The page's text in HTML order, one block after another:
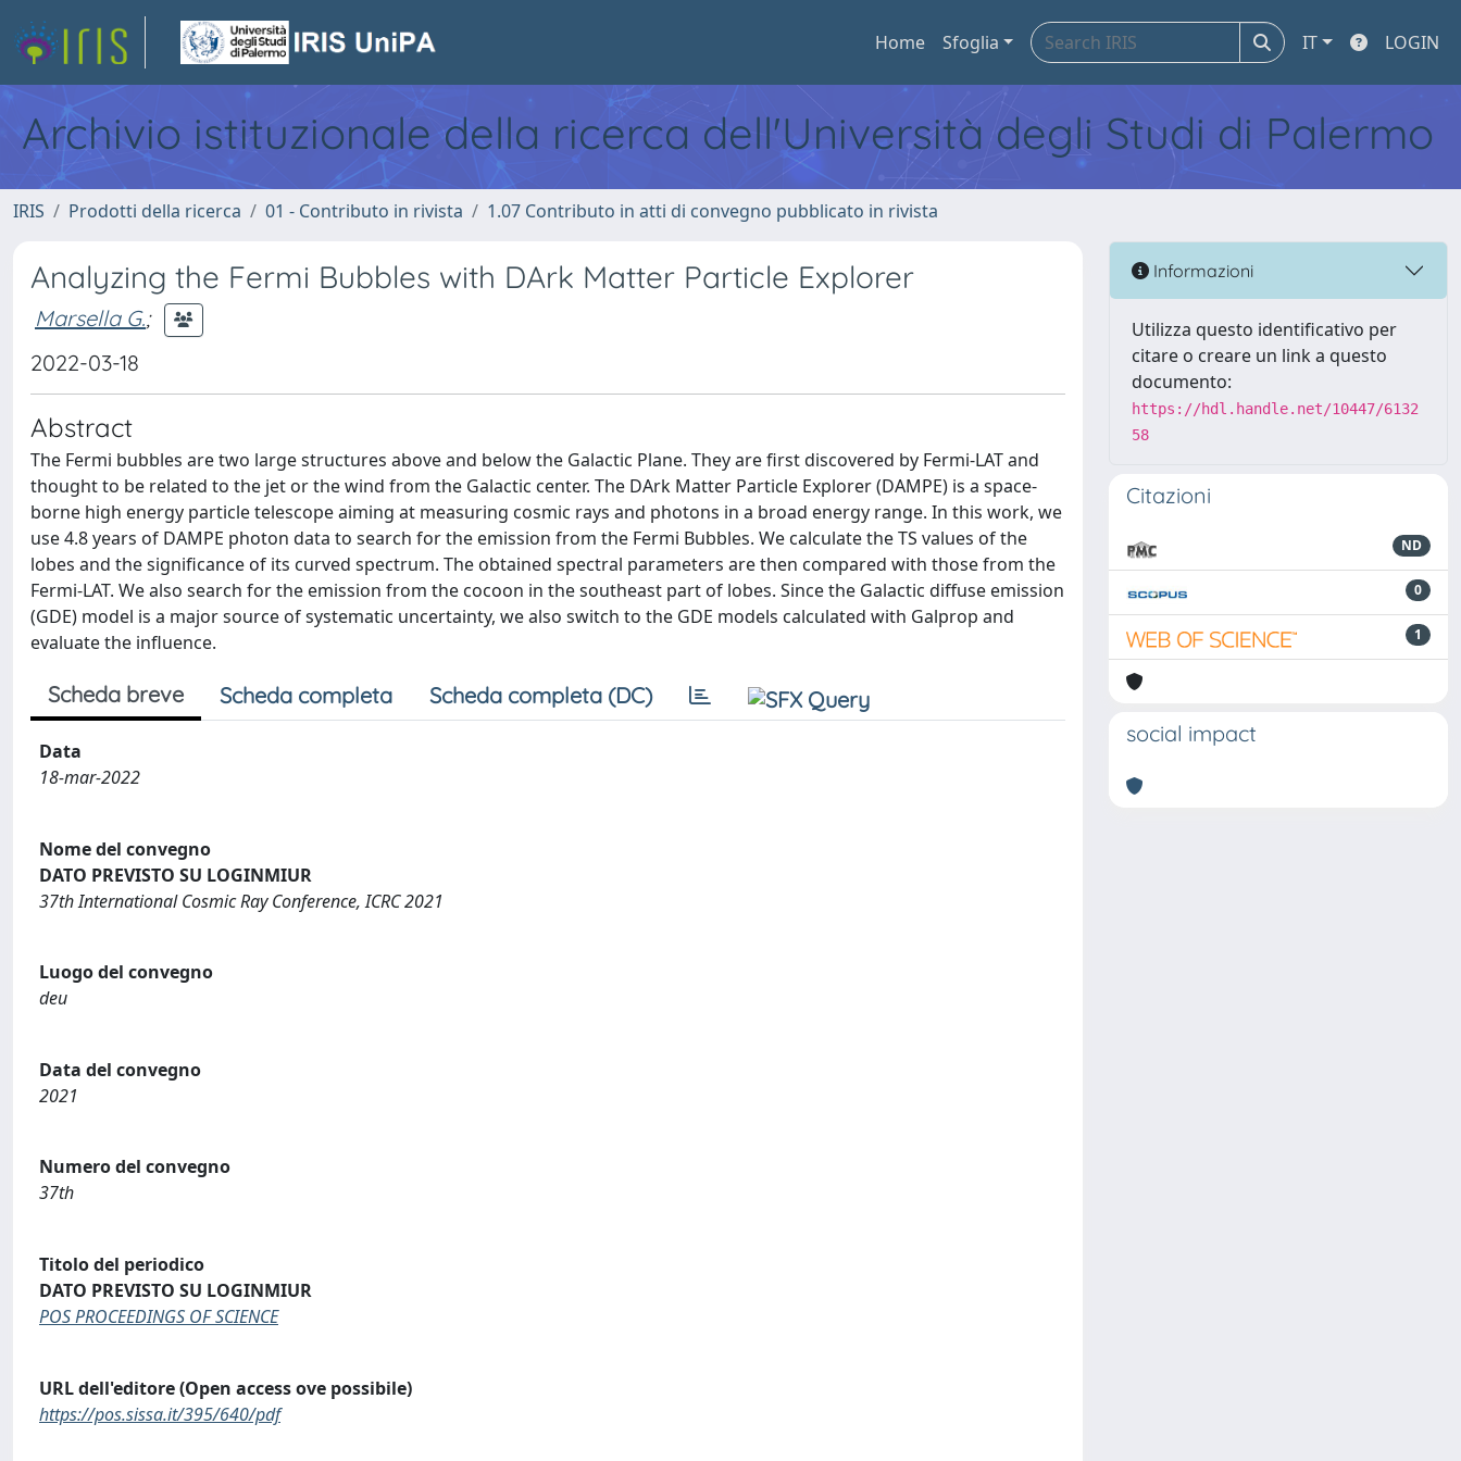
Home Sfoglia IT LOGIN
Archivio istituzionale della ricerca dell'Università degli Studi di Palermo
IRIS Prodotti della ricerca 01 - Contributo in rivista 1.07 Contributo in atti di convegno pubblicato in rivista
Analyzing the Fermi Bubbles with DArk Matter Particle Explorer
Marsella G.;
2022-03-18
Abstract
The Fermi bubbles are two large structures above and below the Galactic Plane. They are first discovered by Fermi-LAT and
thought to be related to the jet or the wind from the Galactic center. The DArk Matter Particle Explorer (DAMPE) is a space-
borne high energy particle telescope aiming at measuring cosmic rays and photons in a broad energy range. In this work, we
use 4.8 years of DAMPE photon data to search for the emission from the Fermi Bubbles. We calculate the TS values of the
lobes and the significance of its curved spectrum. The obtained spectral parameters are then compared with those from the
Fermi-LAT. We also search for the emission from the cocoon in the southeast part of lobes. Since the Galactic diffuse emission
(GDE) model is a major source of systematic uncertainty, we also switch to the GDE models calculated with Galprop and
evaluate the influence.
Scheda breve Scheda completa Scheda completa (DC)
Data
18-mar-2022
Nome del convegno
DATO PREVISTO SU LOGINMIUR
37th International Cosmic Ray Conference, ICRC 2021
Luogo del convegno
deu
Data del convegno
2021
Numero del convegno
37th
Titolo del periodico
DATO PREVISTO SU LOGINMIUR
POS PROCEEDINGS OF SCIENCE
URL dell'editore (Open access ove possibile)
https://pos.sissa.it/395/640/pdf
Informazioni
Utilizza questo identificativo per
citare o creare un link a questo
documento:
https://hdl.handle.net/10447/6132
58
Citazioni
ND
0
1
social impact